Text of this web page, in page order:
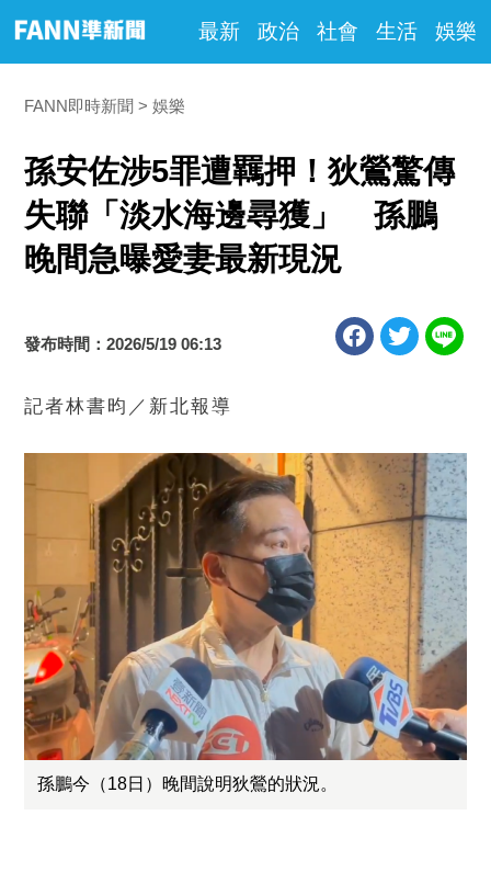
最新 政治 社會 生活 娛樂
FANN即時新聞 娛樂
孫安佐涉5罪遭羈押！狄鶯驚傳
失聯「淡水海邊尋獲」 孫鵬
晚間急曝愛妻最新現況
發布時間：2026/5/19 06:13
記者林書昀／新北報導
孫鵬今（18日）晚間說明狄鶯的狀況。